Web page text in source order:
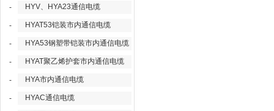
- HYV、HYA23通信电缆
- HYAT53铠装市内通信电缆
- HYA53钢塑带铠装市内通信电缆
- HYAT聚乙烯护套市内通信电缆
- HYA市内通信电缆
- HYAC通信电缆